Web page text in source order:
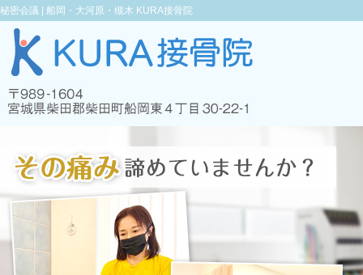
秘密会議 | 船岡・大河原・槻木 KURA接骨院